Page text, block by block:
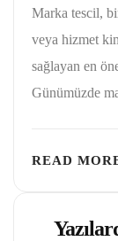
Marka tescil,
veya hizmet
sağlayan en
Günümüzde
READ